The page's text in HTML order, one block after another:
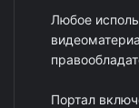
Любое
Портал